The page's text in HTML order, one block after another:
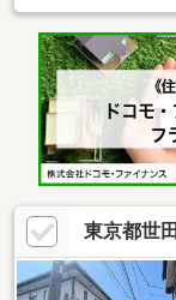
建物参考プラン有 …
相談可 … ライフス
』・志茂駅5分、JR
軽快アクセス … 暮
様書のご案内・間
＝＝＝＝＝＝＝＝＝
東京都世